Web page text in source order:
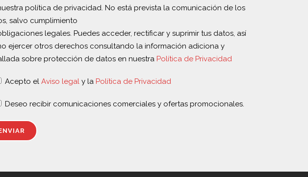
política de privacidad. No está prevista la comunicación de los
salvo cumplimiento
legales. Puedes acceder, rectificar y suprimir tus datos, así
ejercer otros derechos consultando la información adiciona y
sobre protección de datos en nuestra Política de Privacidad
Acepto el Aviso legal y la Política de Privacidad
Deseo recibir comunicaciones comerciales y ofertas promocionales.